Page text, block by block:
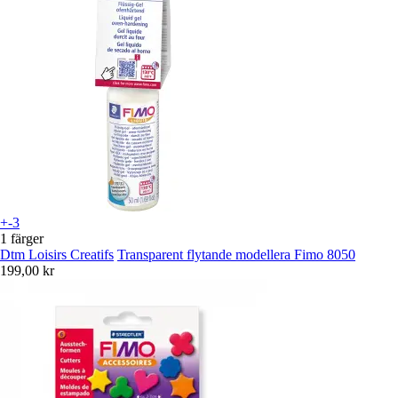
+-3
1 färger
Dtm Loisirs Creatifs Transparent flytande modellera Fimo 8050
199,00 kr